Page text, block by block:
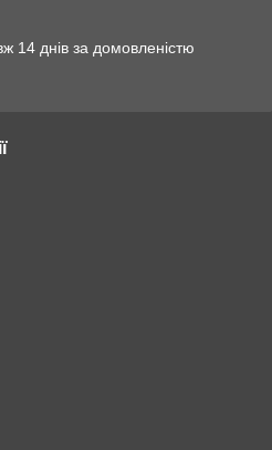
14 днів за домовленістю